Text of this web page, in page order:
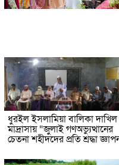
ধুরইল ইসলামিয়া বালিকা দাখিল
মাদ্রাসায় “জুলাই গণঅভ্যুত্থানের
চেতনা শহীদদের প্রতি শ্রদ্ধা